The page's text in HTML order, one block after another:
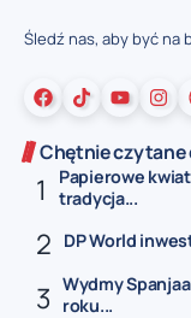
Śledź nas, aby być na
Chętnie czytane
Papierowe
tradycja...
DP World
Wydmy
roku...